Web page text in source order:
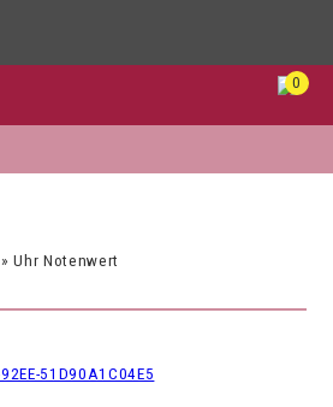
0
»Uhr Notenwert